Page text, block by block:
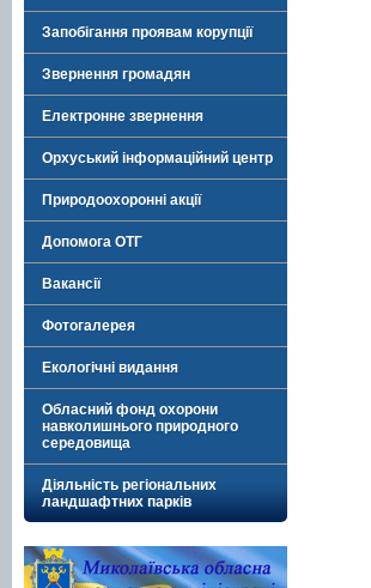
Запобігання проявам корупції
Звернення громадян
Електронне звернення
Орхуський інформаційний центр
Природоохоронні акції
Допомога ОТГ
Вакансії
Фотогалерея
Екологічні видання
Обласний фонд охорони
навколишнього природного
середовища
Діяльність регіональних
ландшафтних парків